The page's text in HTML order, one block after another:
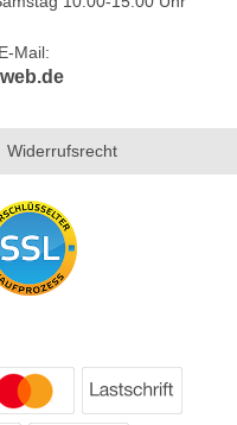
Mail:
Widerrufsrecht